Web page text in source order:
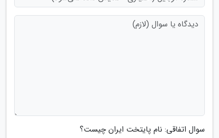
سوال اتفاقی: نام پایتخت ایران چیست؟